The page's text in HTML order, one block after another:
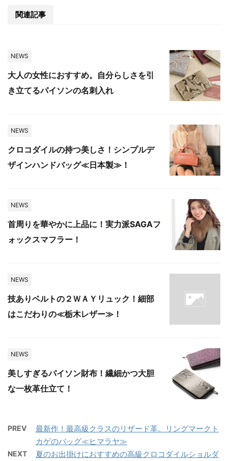
関連記事
NEWS
大人の女性におすすめ。自分らしさを引
き立てるパイソンの名刺入れ
NEWS
クロコダイルの持つ美しさ！シンプルデ
ザインハンドバッグ≪日本製≫！
NEWS
首周りを華やかに上品に！実力派SAGAフ
ォックスマフラー！
NEWS
技ありベルトの２ＷＡＹリュック！細部
はこだわりの≪栃木レザー≫！
NEWS
美しすぎるパイソン財布！繊細かつ大胆
な一枚革仕立て！
PREV
最新作！最高級クラスのリザード革。リングマークト
カゲのバッグ≪ヒマラヤ≫
NEXT
夏のお出掛けにおすすめの高級クロコダイルショルダ